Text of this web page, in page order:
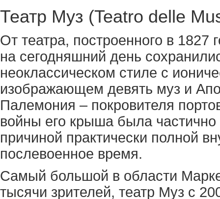
Театр Муз (Teatro delle
От театра, построенного в 1827
на сегодняшний день
неоклассическом стиле с
изображающем девять муз и
Палемония – покровителя
войны его крыша была
причиной практически полной
послевоенное время.
Самый большой в области
тысячи зрителей, театр Муз с